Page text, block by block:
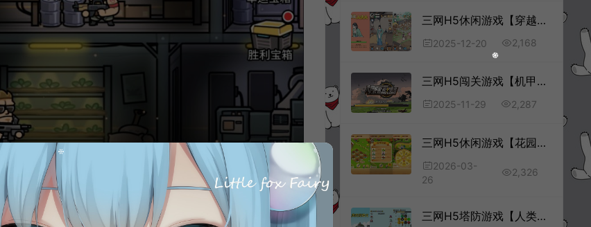
三网H5休闲游戏【穿越之我在异世当女帝H5】12月最新整理Linux手工服务端+Win一键服务端+解压即玩+简易安卓客户端+详细搭建教程
2025-12-20 2,168
三网H5闯关游戏【机甲恐龙H5】11月最新整理Linux手工服务端+Win一键服务端+逆向前端源码+解压即玩+详细搭建教程
2025-11-29 2,287
三网H5休闲游戏【花园小院H5】3月最新整理Linux手工服务端+Win一键服务端+解压即玩+简易安卓客户端+详细搭建教程
2026-03-
26
2,326
三网H5塔防游戏【人类无限进化H5】3月最新整理Linux手工服务端+Win一键服务端+解压即玩+简易安卓客户端+详细搭建教程